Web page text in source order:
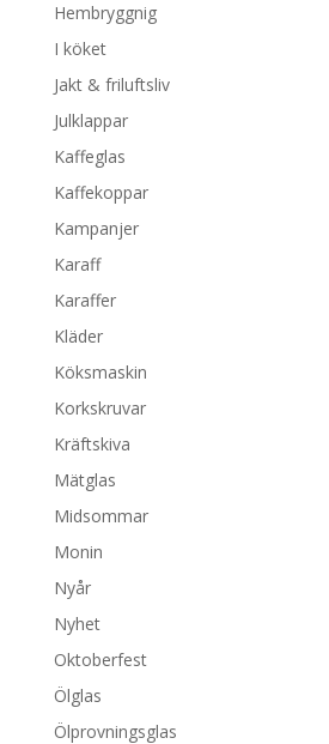
Hembryggnig
I köket
Jakt & friluftsliv
Julklappar
Kaffeglas
Kaffekoppar
Kampanjer
Karaff
Karaffer
Kläder
Köksmaskin
Korkskruvar
Kräftskiva
Mätglas
Midsommar
Monin
Nyår
Nyhet
Oktoberfest
Ölglas
Ölprovningsglas